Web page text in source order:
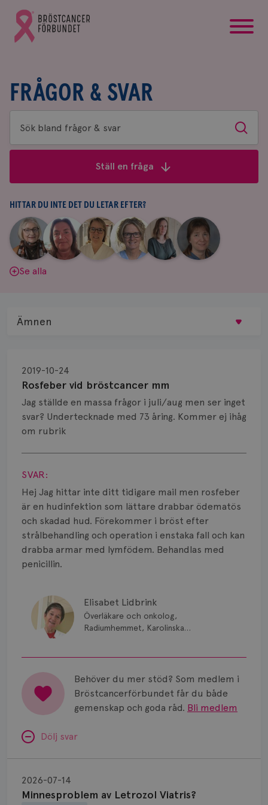
Gå
till
Bröstcancerförbundets
FRÅGOR & SVAR
Sök
bland
&
svar
Sök
Ställ en fråga
HITTAR DU INTE DET DU LETAR EFTER?
Aina
Johnsson
|
Anne
Andersson
Fredrika
Killander
|
Jeanette
Bäcklund
|
Maria
Edegran
|
Yvette
Andersson
Se alla
Rosfeber vid bröstcancer mm
2019-10-24
Jag ställde en massa frågor i juli/aug men ser inget
svar? Undertecknade med 73 åring. Kommer ej ihåg
om rubrik
Visa svar
SVAR:
Hej Jag hittar inte ditt tidigare mail men rosfeber
är en hudinfektion som lättare drabbar ödematös
och skadad hud. Förekommer i bröst efter
strålbehandling och operation i enstaka fall och kan
drabba armar med lymfödem. Behandlas med
penicillin.
Elisabet Lidbrink
Överläkare och onkolog,
Radiumhemmet, Karolinska
Behöver du mer stöd? Som medlem i
Bröstcancerförbundet får du både
gemenskap och goda råd. Bli medlem
Dölj svar
Minnesproblem av Letrozol Viatris?
2026-07-14
Letrozol
Ämnen
Biopsi
Biverkningar
Bröstvårta
Typ av bröstcancer
Smärta
Prognos
Spridd bröstcancer
Vätska